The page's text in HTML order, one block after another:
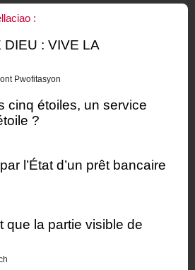
:
DIEU : VIVE LA
Pwofitasyon
cinq étoiles, un service
?
l’État d’un prêt bancaire
que la partie visible de